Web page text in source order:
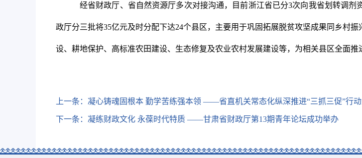
经省财政厅、省自然资源厅多次对接沟通，目前浙江省已分3次向我省划转调
政厅分三批将35亿元及时分配下达24个县区，主要用于巩固拓展脱贫攻坚成果同乡村
设、耕地保护、高标准农田建设、生态修复及农业农村发展建设等，为相关县区全面
上一条： 凝心铸魂固根本 勤学苦练强本领 ——省直机关常态化纵深推进“三抓三促”行
下一条： 凝练财政文化 永葆时代特质 ——甘肃省财政厅第13期青年论坛成功举办